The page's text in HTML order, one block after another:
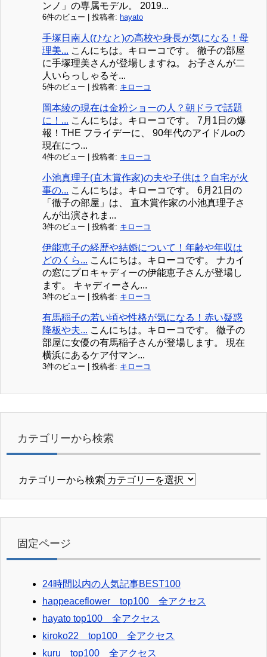
ンノ」の専属モデル。 2019...
6件のビュー 投稿者: hayato
手塚日南人(ひなと)の高校や身長が気になる！母
理美... こんにちは。キローコです。 徹子の部屋
に手塚理美さんが登場しますね。 お子さんが二
人いらっしゃるそ...
5件のビュー 投稿者: キローコ
岡本綾の現在は金粉ショーの人？朝ドラで話題
に！... こんにちは。キローコです。 7月1日の爆
報！THE フライデーに、 90年代のアイドルoの
現在につ...
4件のビュー 投稿者: キローコ
小池真理子(直木賞作家)の夫や子供は？自宅が火
事の... こんにちは。キローコです。 6月21日の
「徹子の部屋」は、 直木賞作家の小池真理子さ
んが出演されま...
3件のビュー 投稿者: キローコ
伊能恵子の経歴や結婚について！年齢や年収は
どのくら... こんにちは。キローコです。 ナカイ
の窓にプロキャディーの伊能恵子さんが登場し
ます。 キャディーさん...
3件のビュー 投稿者: キローコ
有馬稲子の若い頃や性格が気になる！赤い疑惑
降板や夫... こんにちは。キローコです。 徹子の
部屋に女優の有馬稲子さんが登場します。 現在
横浜にあるケア付マン...
3件のビュー 投稿者: キローコ
カテゴリーから検索
カテゴリーから検索
固定ページ
24時間以内の人気記事BEST100
happeaceflower top100 全アクセス
hayato top100 全アクセス
kiroko22 top100 全アクセス
kuru top100 全アクセス